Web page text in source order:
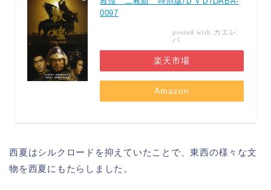
0097
posted with カエレ
バ
楽天市場
Amazon
西夏はシルクロードを抑えていたことで、東西の様々な文
物を西夏にもたらしました。